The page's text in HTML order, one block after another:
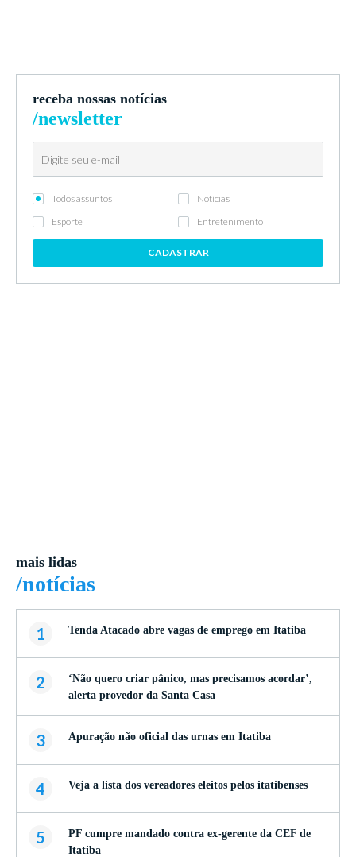
receba nossas notícias
/newsletter
Todos assuntos
Notícias
Esporte
Entretenimento
CADASTRAR
mais lidas
/notícias
1 Tenda Atacado abre vagas de emprego em Itatiba
2
‘Não quero criar pânico, mas precisamos acordar’,
alerta provedor da Santa Casa
3 Apuração não oficial das urnas em Itatiba
4 Veja a lista dos vereadores eleitos pelos itatibenses
5
PF cumpre mandado contra ex-gerente da CEF de
Itatiba